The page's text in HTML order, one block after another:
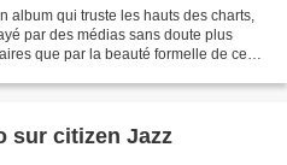
album qui truste les hauts des charts,
par des médias sans doute plus
que par la beauté formelle de ce
sur citizen Jazz